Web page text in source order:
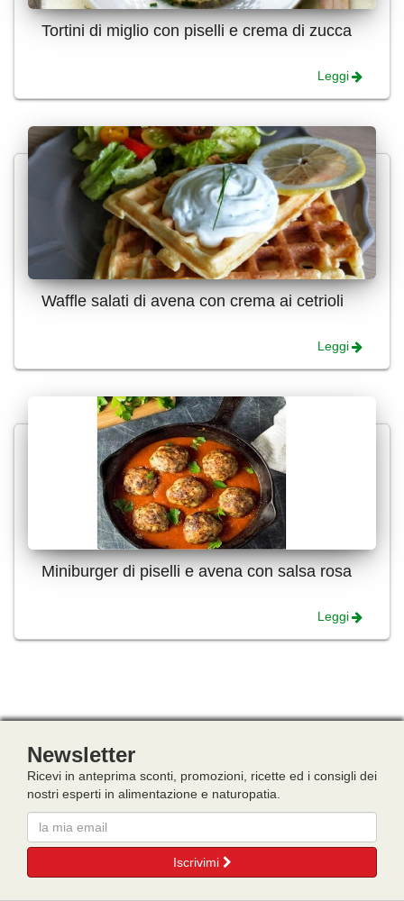
Tortini di miglio con piselli e crema di zucca
Leggi
Waffle salati di avena con crema ai cetrioli
Leggi
Miniburger di piselli e avena con salsa rosa
Leggi
Newsletter
Ricevi in anteprima sconti, promozioni, ricette ed i consigli dei
nostri esperti in alimentazione e naturopatia.
Email
Iscrivimi